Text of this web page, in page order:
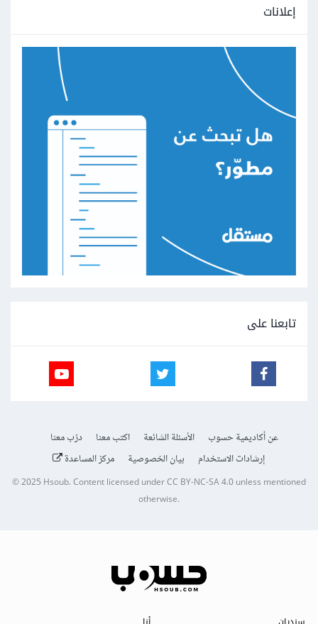
إعلانات
تابعنا على
عن أكاديمية حسوب الأسئلة الشائعة اكتب معنا
درّب معنا
إرشادات الاستخدام
بيان الخصوصية مركز المساعدة
© 2025Hsoub.Content licensed underCC BY-NC-SA 4.0unless mentioned
otherwise.